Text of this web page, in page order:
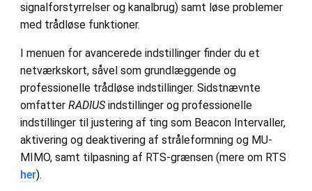
signalforstyrrelser og kanalbrug) samt løse problemer
med trådløse funktioner.
I menuen for avancerede indstillinger finder du et
netværkskort, såvel som grundlæggende og
professionelle trådløse indstillinger. Sidstnævnte
omfatterRADIUSindstillinger og professionelle
indstillinger til justering af ting som Beacon Intervaller,
aktivering og deaktivering af stråleformning og MU-
MIMO, samt tilpasning af RTS-grænsen (mere om RTS
her).